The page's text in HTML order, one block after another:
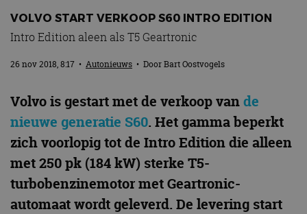
MotorRAI.nl
VOLVO START VERKOOP S60 INTRO EDITION
Intro Edition aleen als T5 Geartronic
26 nov 2018, 8:17 • Autonieuws • DoorBart Oostvogels
Volvo is gestart met de verkoop vande
nieuwe generatie S60. Het gamma beperkt
zich voorlopig tot de Intro Edition die alleen
met 250 pk (184 kW) sterke T5-
turbobenzinemotor met Geartronic-
automaat wordt geleverd. De levering start